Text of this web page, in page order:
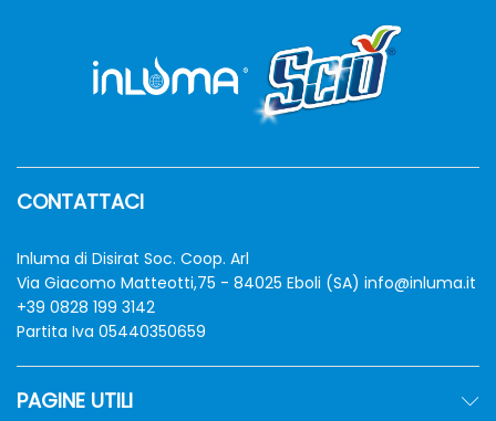
CONTATTACI
Inluma di Disirat Soc. Coop. Arl
Via Giacomo Matteotti,75 - 84025 Eboli (SA) info@inluma.it
+39 0828 199 3142
Partita Iva 05440350659
PAGINE UTILI